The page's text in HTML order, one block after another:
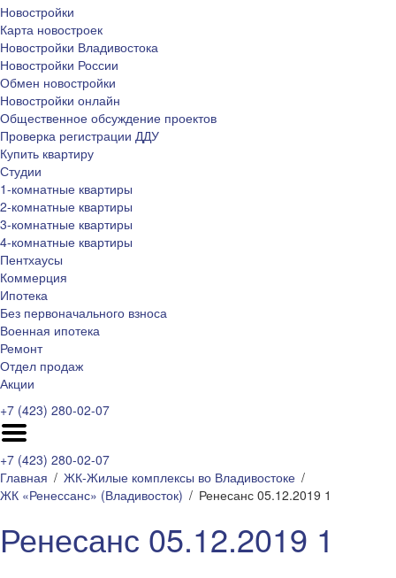
Новостройки
Карта новостроек
Новостройки Владивостока
Новостройки России
Обмен новостройки
Новостройки онлайн
Общественное обсуждение проектов
Проверка регистрации ДДУ
Купить квартиру
Студии
1-комнатные квартиры
2-комнатные квартиры
3-комнатные квартиры
4-комнатные квартиры
Пентхаусы
Коммерция
Ипотека
Без первоначального взноса
Военная ипотека
Ремонт
Отдел продаж
Акции
+7 (423) 280-02-07
+7 (423) 280-02-07
Главная
ЖК-Жилые комплексы во Владивостоке
ЖК «Ренессанс» (Владивосток)
Ренесанс 05.12.2019 1
Ренесанс 05.12.2019 1